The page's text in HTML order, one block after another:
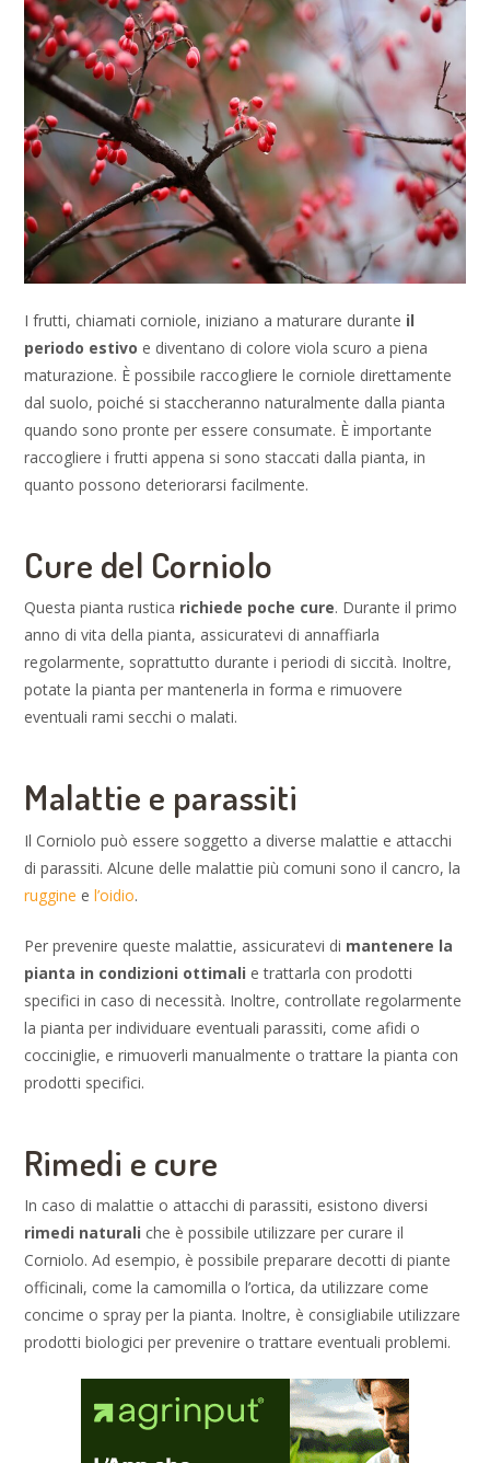
I frutti, chiamati corniole, iniziano a maturare durante il
periodo estivo e diventano di colore viola scuro a piena
maturazione. È possibile raccogliere le corniole direttamente
dal suolo, poiché si staccheranno naturalmente dalla pianta
quando sono pronte per essere consumate. È importante
raccogliere i frutti appena si sono staccati dalla pianta, in
quanto possono deteriorarsi facilmente.
Cure del Corniolo
Questa pianta rustica richiede poche cure. Durante il primo
anno di vita della pianta, assicuratevi di annaffiarla
regolarmente, soprattutto durante i periodi di siccità. Inoltre,
potate la pianta per mantenerla in forma e rimuovere
eventuali rami secchi o malati.
Malattie e parassiti
Il Corniolo può essere soggetto a diverse malattie e attacchi
di parassiti. Alcune delle malattie più comuni sono il cancro, la
ruggine el’oidio.
Per prevenire queste malattie, assicuratevi di mantenere la
pianta in condizioni ottimali e trattarla con prodotti
specifici in caso di necessità. Inoltre, controllate regolarmente
la pianta per individuare eventuali parassiti, come afidi o
cocciniglie, e rimuoverli manualmente o trattare la pianta con
prodotti specifici.
Rimedi e cure
In caso di malattie o attacchi di parassiti, esistono diversi
rimedi naturali che è possibile utilizzare per curare il
Corniolo. Ad esempio, è possibile preparare decotti di piante
officinali, come la camomilla o l’ortica, da utilizzare come
concime o spray per la pianta. Inoltre, è consigliabile utilizzare
prodotti biologici per prevenire o trattare eventuali problemi.